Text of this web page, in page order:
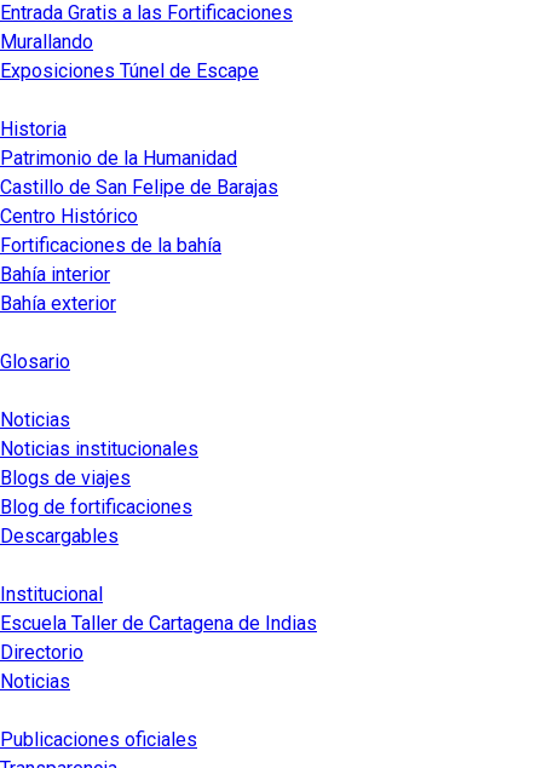
Entrada Gratis a las Fortificaciones
Murallando
Exposiciones Túnel de Escape
Historia
Patrimonio de la Humanidad
Castillo de San Felipe de Barajas
Centro Histórico
Fortificaciones de la bahía
Bahía interior
Bahía exterior
Glosario
Noticias
Noticias institucionales
Blogs de viajes
Blog de fortificaciones
Descargables
Institucional
Escuela Taller de Cartagena de Indias
Directorio
Noticias
Publicaciones oficiales